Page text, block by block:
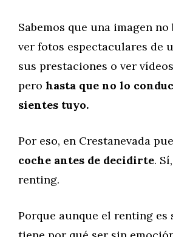
Sabemos que una imagen no
ver fotos espectaculares de
sus prestaciones o ver
pero hasta que no lo
sientes tuyo.
Por eso, en Crestanevada
coche antes de decidirte.
renting.
Porque aunque el renting es